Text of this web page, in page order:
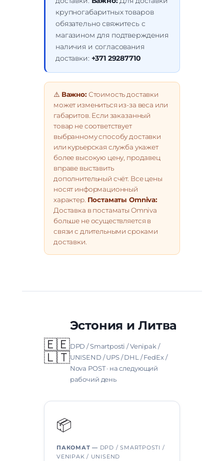
крупногабаритных товаров
обязательно свяжитесь с
магазином для подтверждения
наличия и согласования
доставки: +371 29287710
⚠️ Важно: Стоимость доставки
может измениться из-за веса или
габаритов. Если заказанный
товар не соответствует
выбранному способу доставки
или курьерская служба укажет
более высокую цену, продавец
вправе выставить
дополнительный счёт. Все цены
носят информационный
характер. Постаматы Omniva:
Доставка в постаматы Omniva
больше не осуществляется в
связи с длительными сроками
доставки.
🇪🇪
🇱🇹
Эстония и Литва
DPD / Smartposti / Venipak /
UNISEND / UPS / DHL / FedEx /
Nova POST · на следующий
рабочий день
📦
ПАКОМАТ — DPD / SMARTPOSTI /
VENIPAK / UNISEND